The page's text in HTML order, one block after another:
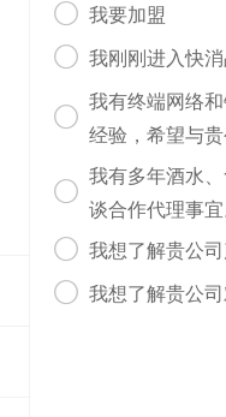
 我要加盟
 我刚刚进入快

我有终端网络
经验，希望与

我有多年酒水
谈合作代理事宜
 我想了解贵公司
 我想了解贵公